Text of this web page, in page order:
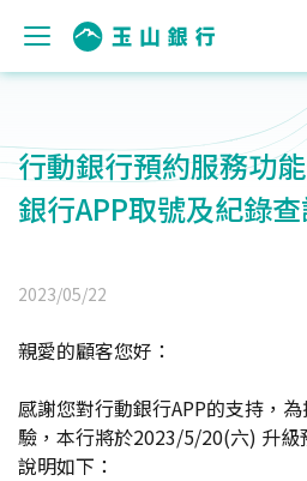
行動銀行預約服務功
銀行APP取號及紀錄
2023/05/22
親愛的顧客您好：
感謝您對行動銀行APP的支持，
驗，本行將於2023/5/20(六) 升級
說明如下：